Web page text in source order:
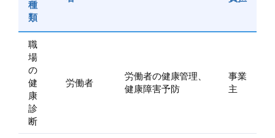
種
類
職
場
の
健
康
診
断
労働者
労働者の健康管理、
健康障害予防
事業
主